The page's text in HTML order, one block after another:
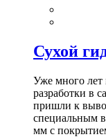
Сухой
Уже много лет
разработки в
пришли к
специальным
мм с